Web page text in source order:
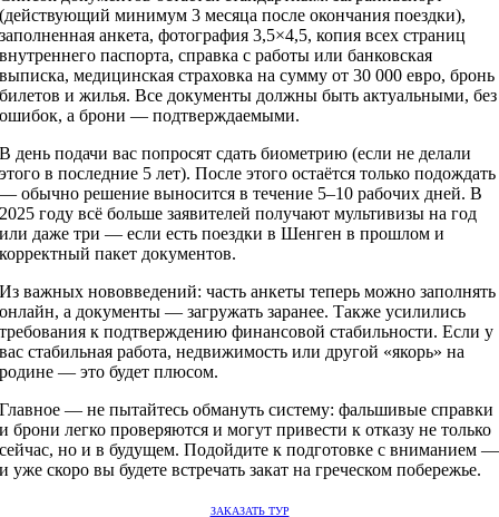
(действующий минимум 3 месяца после окончания поездки),
заполненная анкета, фотография 3,5×4,5, копия всех страниц
внутреннего паспорта, справка с работы или банковская
выписка, медицинская страховка на сумму от 30 000 евро, бронь
билетов и жилья. Все документы должны быть актуальными, без
ошибок, а брони — подтверждаемыми.
В день подачи вас попросят сдать биометрию (если не делали
этого в последние 5 лет). После этого остаётся только подождать
— обычно решение выносится в течение 5–10 рабочих дней. В
2025 году всё больше заявителей получают мультивизы на год
или даже три — если есть поездки в Шенген в прошлом и
корректный пакет документов.
Из важных нововведений: часть анкеты теперь можно заполнять
онлайн, а документы — загружать заранее. Также усилились
требования к подтверждению финансовой стабильности. Если у
вас стабильная работа, недвижимость или другой «якорь» на
родине — это будет плюсом.
Главное — не пытайтесь обмануть систему: фальшивые справки
и брони легко проверяются и могут привести к отказу не только
сейчас, но и в будущем. Подойдите к подготовке с вниманием —
и уже скоро вы будете встречать закат на греческом побережье.
ЗАКАЗАТЬ ТУР